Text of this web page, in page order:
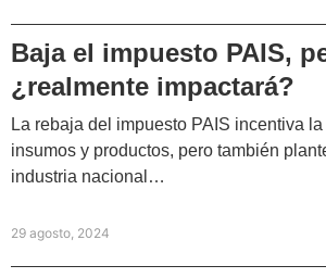
Baja el impuesto PAIS,
¿realmente impactará?
La rebaja del impuesto PAIS incentiva
insumos y productos, pero también
industria nacional…
29 agosto, 2024